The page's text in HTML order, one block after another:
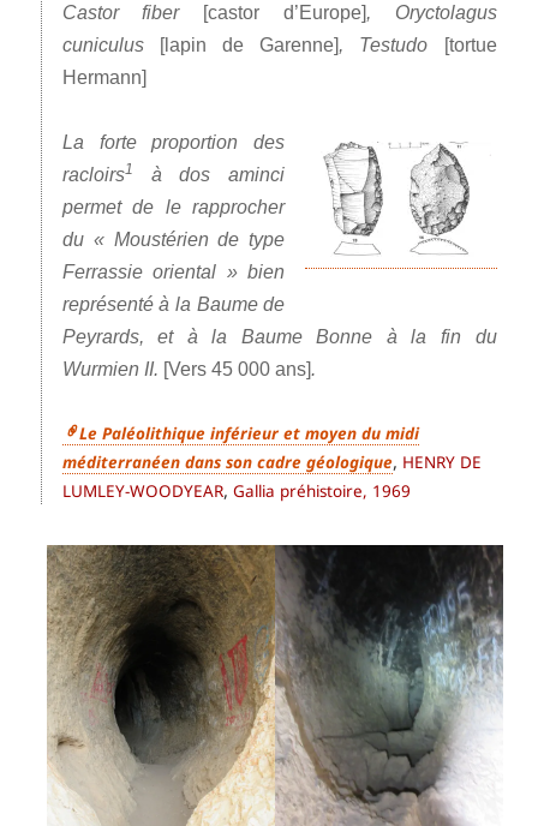
Castor fiber [castor d’Europe], Oryctolagus
cuniculus [lapin de Garenne], Testudo [tortue
Hermann]
La forte proportion des
racloirs1
à dos aminci
permet de le rapprocher
du « Moustérien de type
Ferrassie oriental » bien
représenté à la Baume de
Peyrards, et à la Baume Bonne à la fin du
Wurmien II. [Vers 45 000 ans].
Le Paléolithique inférieur et moyen du midi
méditerranéen dans son cadre géologique, HENRY DE
LUMLEY-WOODYEAR, Gallia préhistoire, 1969